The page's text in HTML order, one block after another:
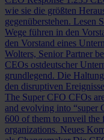
wie sie die größten
gegenüberstehen. Lesen
Wege führen in den
den Vorstand eines
Wolters, Senior Partner
CEOs ostdeutscher
grundlegend. Die
den disruptiven
The Super CFO CFOs
and evolving into “super
600 of them to unveil
organizations. Neues